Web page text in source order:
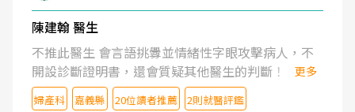
陳建翰 醫生
不推此醫生 會言語挑釁並情緒性字眼攻擊病人，不
開設診斷證明書，還會質疑其他醫生的判斷！
更多
婦產科 嘉義縣 20位讀者推薦 2則就醫評鑑